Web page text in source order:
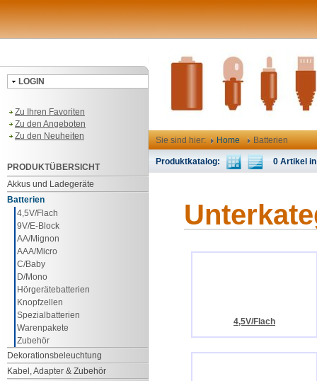
LOGIN
Zu Ihren Favoriten
Zu den Angeboten
Zu den Neuheiten
PRODUKTÜBERSICHT
Akkus und Ladegeräte
Batterien
4,5V/Flach
9V/E-Block
AA/Mignon
AAA/Micro
C/Baby
D/Mono
Hörgerätebatterien
Knopfzellen
Spezialbatterien
Warenpakete
Zubehör
Dekorationsbeleuchtung
Kabel, Adapter & Zubehör
Sie sind hier: Home Batterien
Produktkatalog: 0 Artikel in
4,5V/Flach